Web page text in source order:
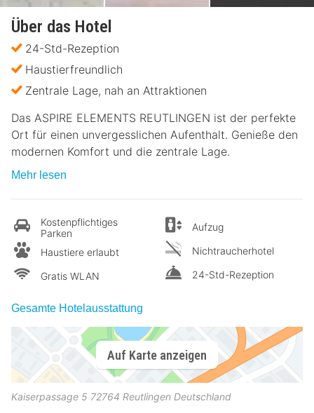
Über das Hotel
24-Std-Rezeption
Haustierfreundlich
Zentrale Lage, nah an Attraktionen
Das ASPIRE ELEMENTS REUTLINGEN ist der perfekte
Ort für einen unvergesslichen Aufenthalt. Genieße den
modernen Komfort und die zentrale Lage.
Mehr lesen
Kostenpflichtiges
Parken
Haustiere erlaubt
Gratis WLAN
Aufzug
Nichtraucherhotel
24-Std-Rezeption
Gesamte Hotelausstattung
Auf Karte anzeigen
Kaiserpassage 5 72764 Reutlingen Deutschland